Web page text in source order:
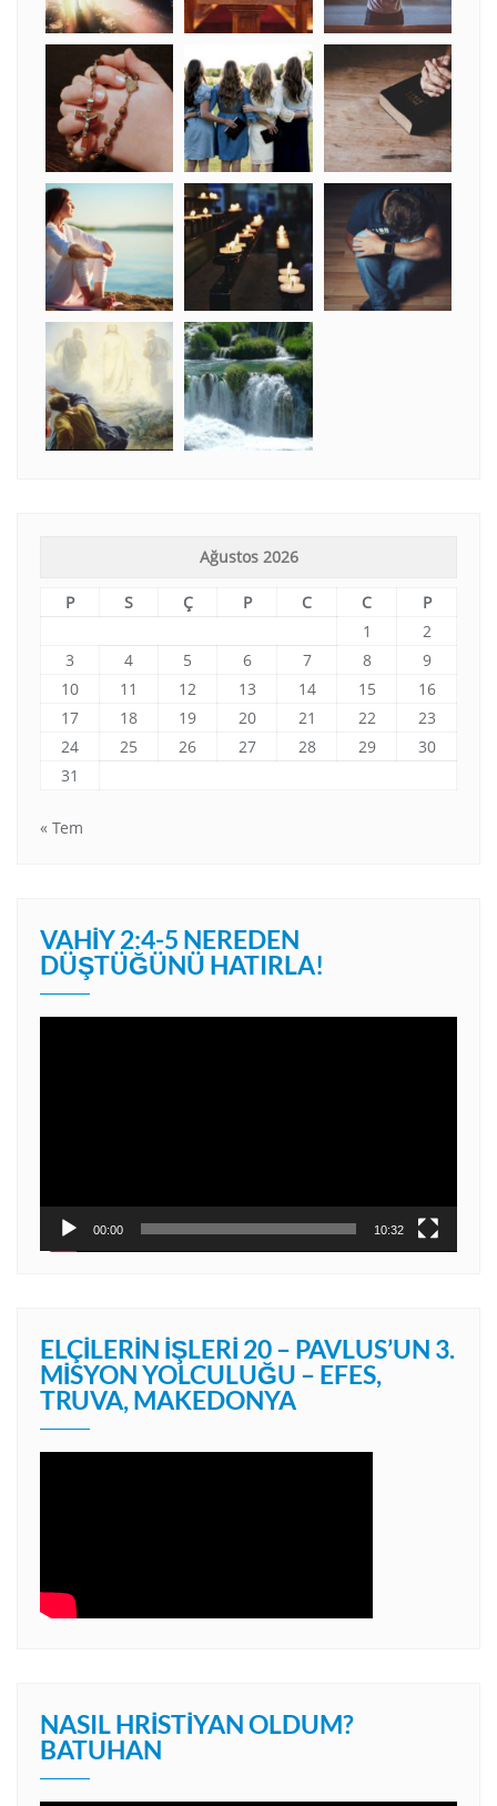
Ağustos 2026
P S Ç P C C
P
1
2
3
4 5 6 7 8
9
10
11 12 13 14 15
16
17
18 19 20 21 22
23
24
25 26 27 28 29
30
31
« Tem
VAHIY 2:4-5 NEREDEN
DÜŞTÜĞÜNÜ HATIRLA!
00:00 10:32
ELÇILERIN İŞLERI 20 – PAVLUS’UN 3.
MISYON YOLCULUĞU – EFES,
TRUVA, MAKEDONYA
NASIL HRISTIYAN OLDUM?
BATUHAN